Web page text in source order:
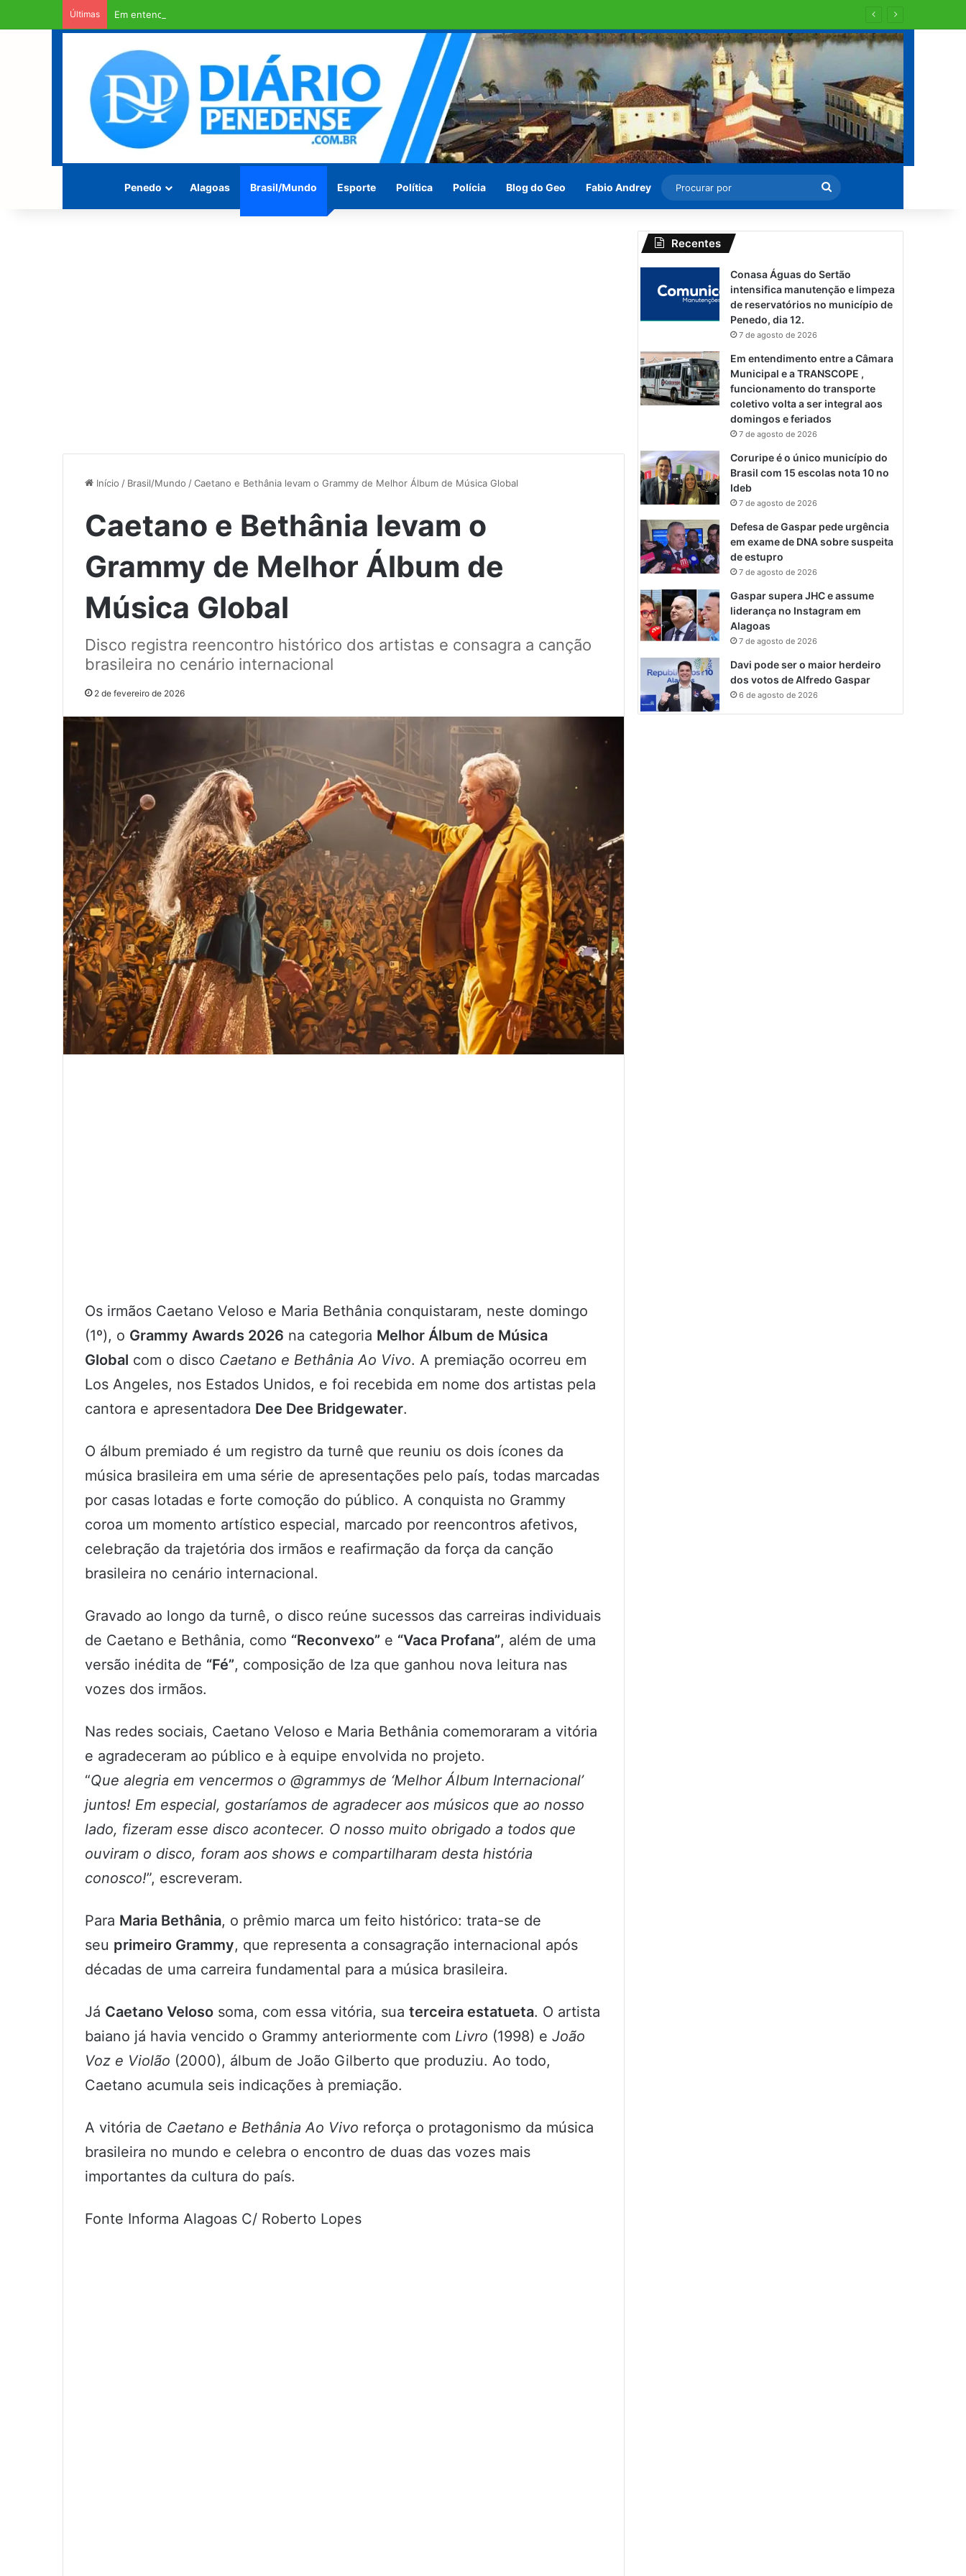
Últimas Em entendimento entre a Câmara Municipal e a TRANSCOPE , funcionamento do transporte coletivo volta a ser integral aos domingos e feriados
Penedo Alagoas Brasil/Mundo Esporte Política Polícia Blog do Geo Fabio Andrey
Procurar
por
Início / Brasil/Mundo /Caetano e Bethânia levam o Grammy de Melhor Álbum de Música Global
Caetano e Bethânia levam o
Grammy de Melhor Álbum de
Música Global
Disco registra reencontro histórico dos artistas e consagra a canção
brasileira no cenário internacional
2 de fevereiro de 2026
Os irmãos Caetano Veloso e Maria Bethânia conquistaram, neste domingo
(1º), o Grammy Awards 2026 na categoria Melhor Álbum de Música
Global com o disco Caetano e Bethânia Ao Vivo. A premiação ocorreu em
Los Angeles, nos Estados Unidos, e foi recebida em nome dos artistas pela
cantora e apresentadora Dee Dee Bridgewater.
O álbum premiado é um registro da turnê que reuniu os dois ícones da
música brasileira em uma série de apresentações pelo país, todas marcadas
por casas lotadas e forte comoção do público. A conquista no Grammy
coroa um momento artístico especial, marcado por reencontros afetivos,
celebração da trajetória dos irmãos e reafirmação da força da canção
brasileira no cenário internacional.
Gravado ao longo da turnê, o disco reúne sucessos das carreiras individuais
de Caetano e Bethânia, como “Reconvexo” e “Vaca Profana”, além de uma
versão inédita de “Fé”, composição de Iza que ganhou nova leitura nas
vozes dos irmãos.
Nas redes sociais, Caetano Veloso e Maria Bethânia comemoraram a vitória
e agradeceram ao público e à equipe envolvida no projeto.
“Que alegria em vencermos o @grammys de ‘Melhor Álbum Internacional’
juntos! Em especial, gostaríamos de agradecer aos músicos que ao nosso
lado, fizeram esse disco acontecer. O nosso muito obrigado a todos que
ouviram o disco, foram aos shows e compartilharam desta história
conosco!”, escreveram.
Para Maria Bethânia, o prêmio marca um feito histórico: trata-se de
seu primeiro Grammy, que representa a consagração internacional após
décadas de uma carreira fundamental para a música brasileira.
Já Caetano Veloso soma, com essa vitória, sua terceira estatueta. O artista
baiano já havia vencido o Grammy anteriormente com Livro (1998) e João
Voz e Violão (2000), álbum de João Gilberto que produziu. Ao todo,
Caetano acumula seis indicações à premiação.
A vitória de Caetano e Bethânia Ao Vivo reforça o protagonismo da música
brasileira no mundo e celebra o encontro de duas das vozes mais
importantes da cultura do país.
Fonte Informa Alagoas C/ Roberto Lopes
Recentes
Conasa Águas do Sertão
intensifica manutenção e limpeza
de reservatórios no município de
Penedo, dia 12.
7 de agosto de 2026
Em entendimento entre a Câmara
Municipal e a TRANSCOPE ,
funcionamento do transporte
coletivo volta a ser integral aos
domingos e feriados
7 de agosto de 2026
Coruripe é o único município do
Brasil com 15 escolas nota 10 no
Ideb
7 de agosto de 2026
Defesa de Gaspar pede urgência
em exame de DNA sobre suspeita
de estupro
7 de agosto de 2026
Gaspar supera JHC e assume
liderança no Instagram em
Alagoas
7 de agosto de 2026
Davi pode ser o maior herdeiro
dos votos de Alfredo Gaspar
6 de agosto de 2026